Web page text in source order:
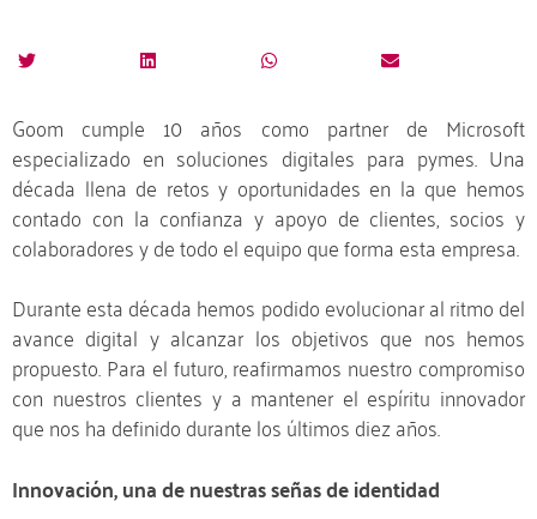
Goom cumple 10 años como partner de Microsoft
especializado en soluciones digitales para pymes. Una
década llena de retos y oportunidades en la que hemos
contado con la confianza y apoyo de clientes, socios y
colaboradores y de todo el equipo que forma esta empresa.
Durante esta década hemos podido evolucionar al ritmo del
avance digital y alcanzar los objetivos que nos hemos
propuesto. Para el futuro, reafirmamos nuestro compromiso
con nuestros clientes y a mantener el espíritu innovador
que nos ha definido durante los últimos diez años.
Innovación, una de nuestras señas de identidad